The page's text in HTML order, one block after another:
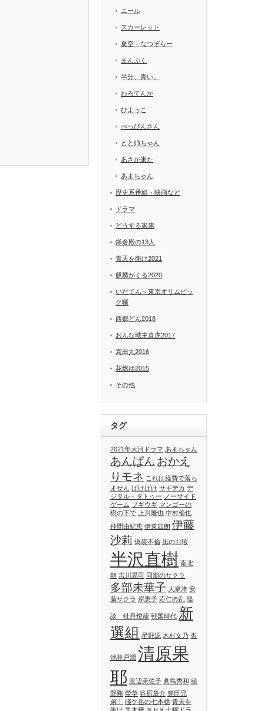
エール
スカーレット
夏空－なつぞらー
まんぷく
半分、青い。
わろてんか
ひよっこ
べっぴんさん
とと姉ちゃん
あさが来た
あまちゃん
歴史系番組・映画など
ドラマ
どうする家康
鎌倉殿の13人
青天を衝け2021
麒麟がくる2020
いだてん～東京オリムピッ
ク噺
西郷どん2018
おんな城主直虎2017
真田丸2016
花燃ゆ2015
その他
タグ
2021年大河ドラマ あまちゃん
あんぱん おかえ
りモネ これは経費で落ち
ません ばけばけ サギデカ デ
ジタル・タトゥー ノーサイド
ゲーム ブギウギ マンゴーの
樹の下で
上川隆也 中村倫也
仲間由紀恵 伊東四朗 伊藤
沙莉 偽装不倫 凪のお暇
半沢直樹 南北
朝 吉川晃司 同期のサクラ
多部未華子 大泉洋 安
藤サクラ 岸恵子 応仁の乱 怪
談 牡丹燈籠 戦国時代 新
選組
星野源 木村文乃 杏
池井戸潤 清原果
耶 渡辺美佐子 眞島秀和 綾
野剛 螢草 谷原章介 豊臣兄
弟！
賤ケ岳の七本槍 青天を